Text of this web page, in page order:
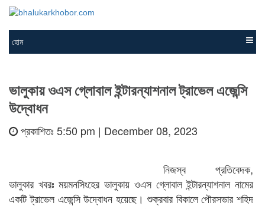
হোম
ভালুকায় ওএস গ্লোবাল ইন্টারন্যাশনাল ট্রাভেল এজেন্সি
উদ্বোধন
প্রকাশিতঃ 5:50 pm | December 08, 2023
নিজস্ব প্রতিবেদক,
ভালুকার খবরঃ ময়মনসিংহের ভালুকায় ওএস গ্লোবাল ইন্টারন্যাশনাল নামের
একটি ট্রাভেল এজেন্সি উদ্বোধন হয়েছে। শুক্রবার বিকালে পৌরসভার শহিদ